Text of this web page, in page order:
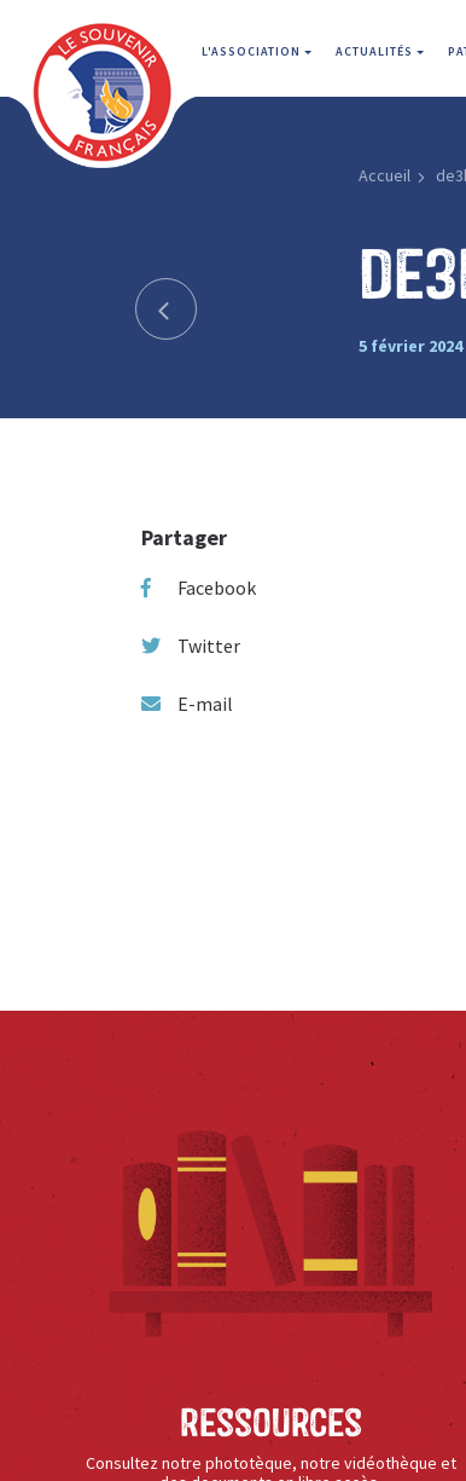
L'ASSOCIATION ACTUALITÉS
Accueil
5 février 2024
Partager
Facebook
Twitter
E-mail
Ressources
Consultez notre phototèque, notre vidéothèque et